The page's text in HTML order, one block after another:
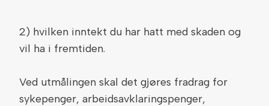
2) hvilken inntekt du har hatt med skaden og
vil ha i fremtiden.
Ved utmålingen skal det gjøres fradrag for
sykepenger, arbeidsavklaringspenger,